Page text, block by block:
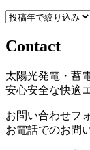
Contact
太陽光発電・蓄
安心安全な快適
お問い合わせフ
お電話でのお問